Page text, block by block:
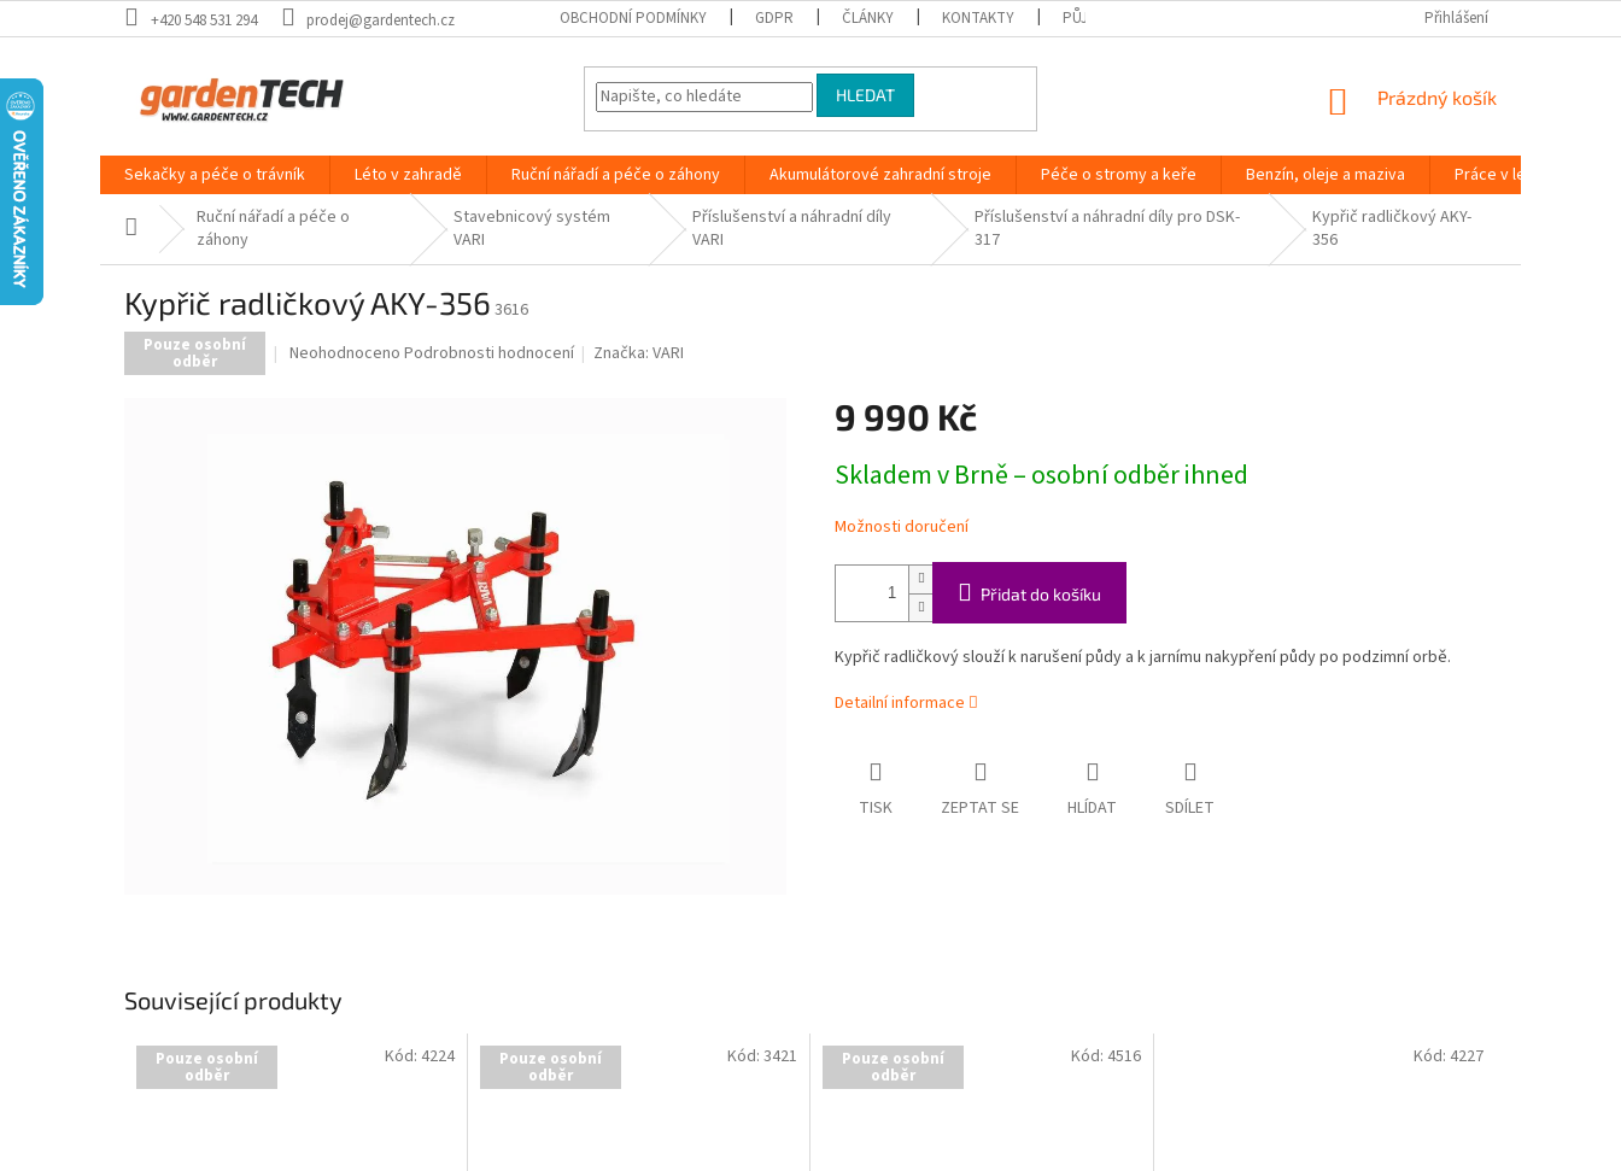
na
+420 548 531 294 prodej@gardentech.cz OBCHODNÍ PODMÍNKY GDPR ČLÁNKY KONTAKTY PŮJČOVNA ZAHRADNÍ TECHNIKY BRNO SLOVNÍK POJMŮ
Přihlášení
HLEDAT
NÁKUPNÍ
Prázdný košík
Sekačky a péče o trávník Léto v zahradě Ruční nářadí a péče o záhony Akumulátorové zahradní stroje Péče o stromy a keře Benzín, oleje a maziva Práce v lese
Domů Ruční nářadí a péče o
záhony
Stavebnicový systém
VARI
Příslušenství a náhradní díly
VARI
Příslušenství a náhradní díly pro DSK-
317
Kypřič radličkový AKY-
356
Kypřič radličkový AKY-356 3616
Pouze osobní
odběr
Průměrné
hvězdiček.
Neohodnoceno Podrobnosti hodnocení Značka:VARI
9 990 Kč
cena:
Skladem v Brně – osobní odběr ihned
Možnosti doručení
Přidat do košíku
Kypřič radličkový slouží k narušení půdy a k jarnímu nakypření půdy po podzimní orbě.
Detailní informace
TISK ZEPTAT SE HLÍDAT SDÍLET
Související produkty
Pouze osobní
odběr
Kód: 4224 Pouze osobní
odběr
Kód: 3421 Pouze osobní
odběr
Kód: 4516 Kód: 4227